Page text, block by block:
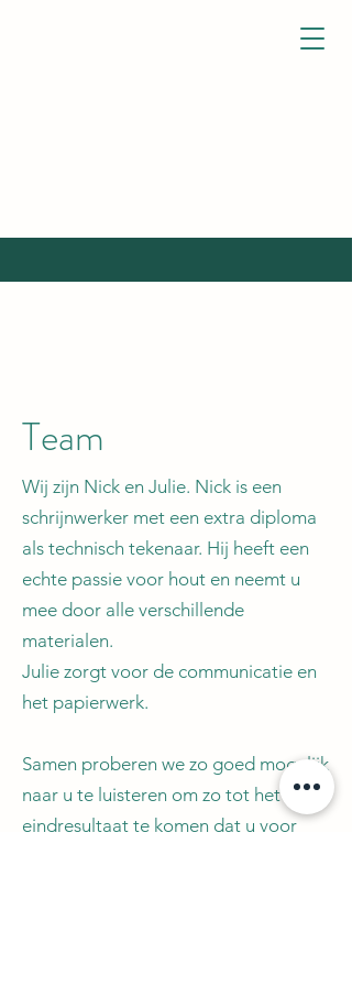
Team
Wij zijn Nick en Julie. Nick is een
schrijnwerker met een extra diploma
als technisch tekenaar. Hij heeft een
echte passie voor hout en neemt u
mee door alle verschillende
materialen.
Julie zorgt voor de communicatie en
het papierwerk.
Samen proberen we zo goed mogelijk
naar u te luisteren om zo tot het
eindresultaat te komen dat u voor